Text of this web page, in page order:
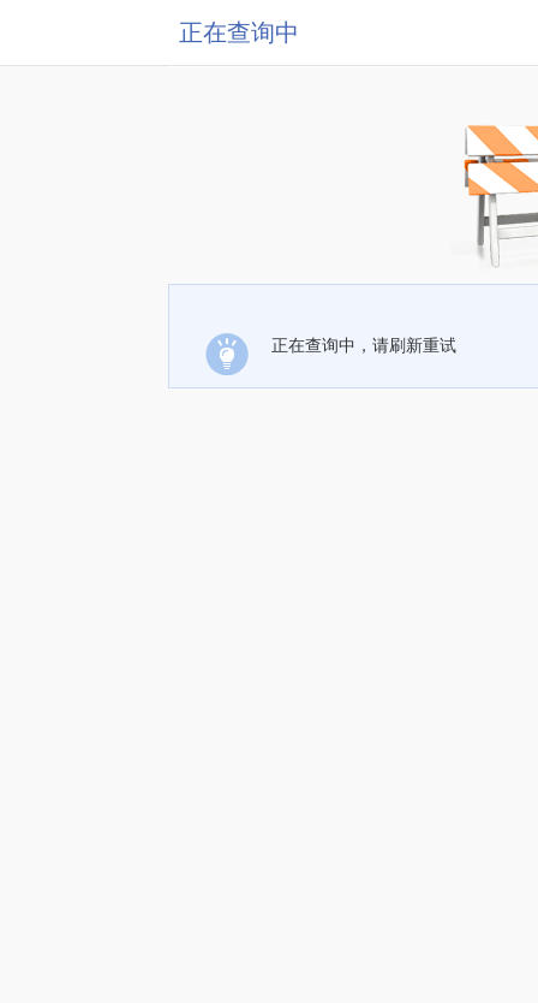
正在查询中
正在查询中，请刷新重试